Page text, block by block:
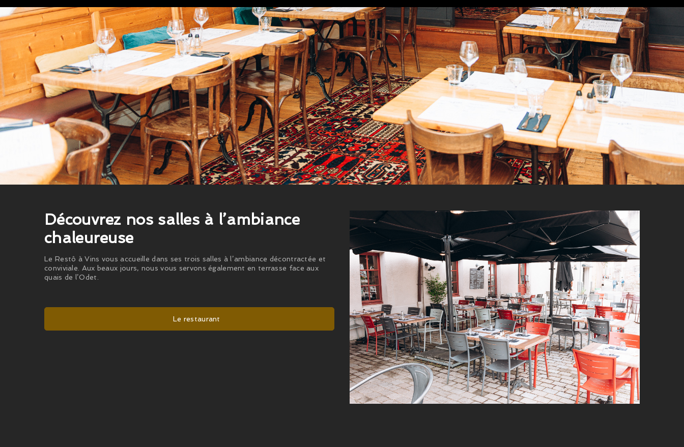
Découvrez nos salles à l’ambiance
chaleureuse
Le Restô à Vins vous accueille dans ses trois salles à l’ambiance décontractée et
conviviale. Aux beaux jours, nous vous servons également en terrasse face aux
quais de l’Odet.
Le restaurant